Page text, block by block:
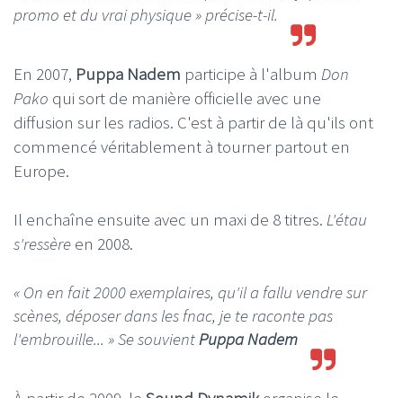
promo et du vrai physique» précise-t-il.
En 2007, Puppa Nadem participe à l'album Don
Pako qui sort de manière officielle avec une
diffusion sur les radios. C'est à partir de là qu'ils ont
commencé véritablement à tourner partout en
Europe.
Il enchaîne ensuite avec un maxi de 8 titres. L'étau
s'ressère en 2008.
« On en fait 2000 exemplaires, qu'il a fallu vendre sur
scènes, déposer dans les fnac, je te raconte pas
l'embrouille... »Se souvientPuppa Nadem